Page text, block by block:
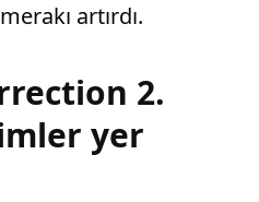
artırdı.
2.
yer